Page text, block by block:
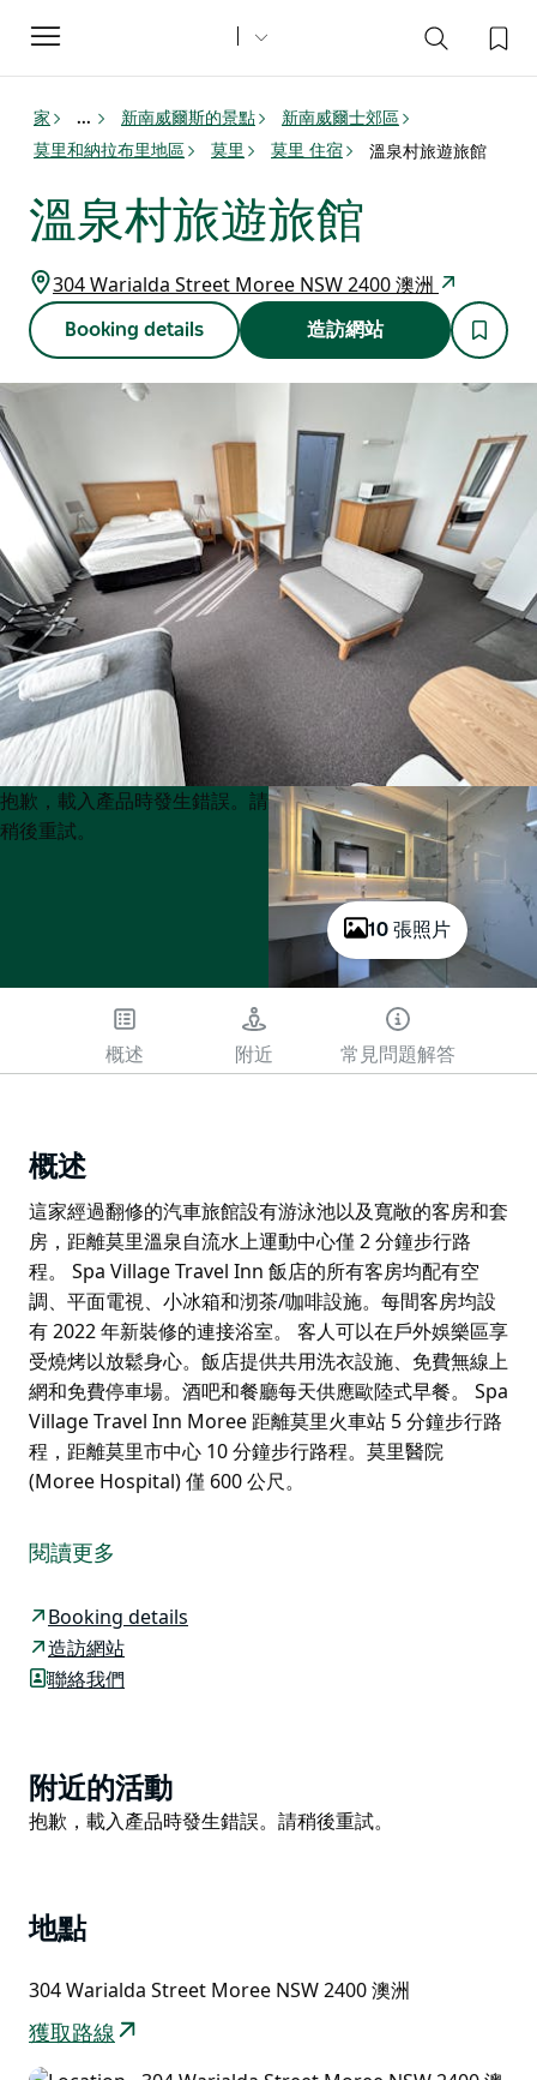
Toggle
navigation
家 ... 新南威爾斯的景點
新南威爾士郊區
莫里和納拉布里地區
莫里 莫里 住宿 溫泉村旅遊旅館
溫泉村旅遊旅館
304 Warialda Street Moree NSW 2400 澳洲
Booking details 造訪網站
10 張照片
Product
List
Product
List
抱歉，載入產品時發生錯誤。請
稍後重試。
概述 附近 常見問題解答
概述
這家經過翻修的汽車旅館設有游泳池以及寬敞的客房和套
房，距離莫里溫泉自流水上運動中心僅 2 分鐘步行路
程。 Spa Village Travel Inn 飯店的所有客房均配有空
調、平面電視、小冰箱和沏茶/咖啡設施。每間客房均設
有 2022 年新裝修的連接浴室。 客人可以在戶外娛樂區享
受燒烤以放鬆身心。飯店提供共用洗衣設施、免費無線上
網和免費停車場。酒吧和餐廳每天供應歐陸式早餐。 Spa
Village Travel Inn Moree 距離莫里火車站 5 分鐘步行路
程，距離莫里市中心 10 分鐘步行路程。莫里醫院
(Moree Hospital) 僅 600 公尺。
房，距離莫里溫泉自流水上運動中心僅 2 分鐘步行路
程。
Spa Village Travel Inn 飯店的所有客房均配有空調、平
面電視、小冰箱和沏茶/咖啡設施。每間客房均設有 2022
年新裝修的連接浴室。
天供應歐陸式早餐。
Spa Village Travel Inn Moree 距離莫里火車站 5 分鐘步
閱讀更多
Booking details
造訪網站
聯絡我們
Product
List
附近的活動
Product
抱歉，載入產品時發生錯誤。請稍後重試。
地點
304 Warialda Street Moree NSW 2400 澳洲
獲取路線